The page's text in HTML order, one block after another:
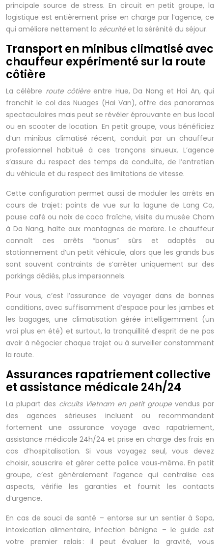
principale source de stress. En circuit en petit groupe, la
logistique est entièrement prise en charge par l’agence, ce
qui améliore nettement la sécurité et la sérénité du séjour.
Transport en minibus climatisé avec
chauffeur expérimenté sur la route
côtière
La célèbre route côtière entre Hue, Da Nang et Hoi An, qui
franchit le col des Nuages (Hai Van), offre des panoramas
spectaculaires mais peut se révéler éprouvante en bus local
ou en scooter de location. En petit groupe, vous bénéficiez
d’un minibus climatisé récent, conduit par un chauffeur
professionnel habitué à ces tronçons sinueux. L’agence
s’assure du respect des temps de conduite, de l’entretien
du véhicule et du respect des limitations de vitesse.
Cette configuration permet aussi de moduler les arrêts en
cours de trajet : points de vue sur la lagune de Lang Co,
pause café ou noix de coco fraîche, visite du musée Cham
à Da Nang, halte aux montagnes de marbre. Le chauffeur
connaît ces arrêts “bonus” sûrs et adaptés au
stationnement d’un petit véhicule, alors que les grands bus
sont souvent contraints de s’arrêter uniquement sur des
parkings dédiés, plus impersonnels.
Pour vous, c’est l’assurance de voyager dans de bonnes
conditions, avec suffisamment d’espace pour les jambes et
les bagages, une climatisation gérée intelligemment (un
vrai plus en été) et surtout, la tranquillité d’esprit de ne pas
avoir à négocier chaque trajet ou à surveiller constamment
la route.
Assurances rapatriement collective
et assistance médicale 24h/24
La plupart des circuits Vietnam en petit groupevendus par
des agences sérieuses incluent ou recommandent
fortement une assurance voyage avec rapatriement,
assistance médicale 24h/24 et prise en charge des frais en
cas d’hospitalisation. Si vous voyagez seul, vous devez
choisir, souscrire et gérer cette police vous‑même. En petit
groupe, c’est généralement l’agence qui centralise ces
aspects, vérifie les garanties et fournit les contacts
d’urgence.
En cas de souci de santé – entorse sur un sentier à Sapa,
intoxication alimentaire, infection bénigne – le guide est
votre premier relais : il peut évaluer la gravité, vous